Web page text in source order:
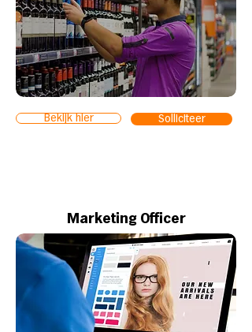
Bekijk hier Solliciteer
Marketing Officer